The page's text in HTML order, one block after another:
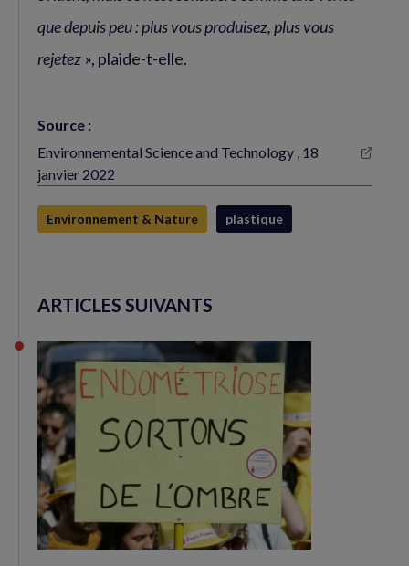
que depuis peu : plus vous produisez, plus vous
rejetez », plaide-t-elle.
Source :
Environnemental Science and Technology , 18
janvier 2022
(nouvelle
fenêtre)
Environnement & Nature plastique
ARTICLES SUIVANTS